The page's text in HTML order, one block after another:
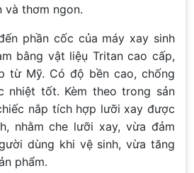
và thơm ngon.
phần cốc của máy xay sinh
bằng vật liệụ Tritan cao cấp,
từ Mỹ. Có độ bền cao, chống
nhiệt tốt. Kèm theo trong sản
nắp tích hợp lưỡi xay được
nhằm che lưỡi xay, vừa đảm
dùng khi vệ sinh, vừa tăng
phẩm.